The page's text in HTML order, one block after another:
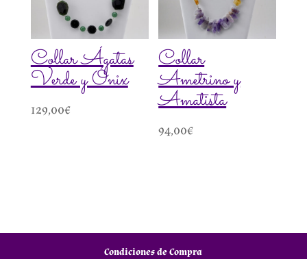
Collar Ágatas
Verde y Ónix
129,00€
Collar
Ametrino y
Amatista
94,00€
Condiciones de Compra